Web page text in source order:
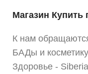
Магазин Купить
К нам
БАДы и
Здоровье -